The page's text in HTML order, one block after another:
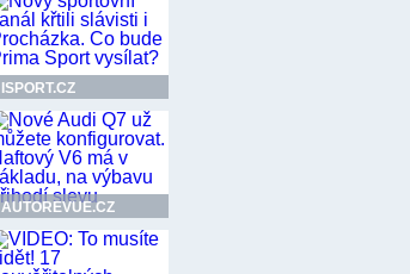
ISPORT.CZ
AUTOREVUE.CZ